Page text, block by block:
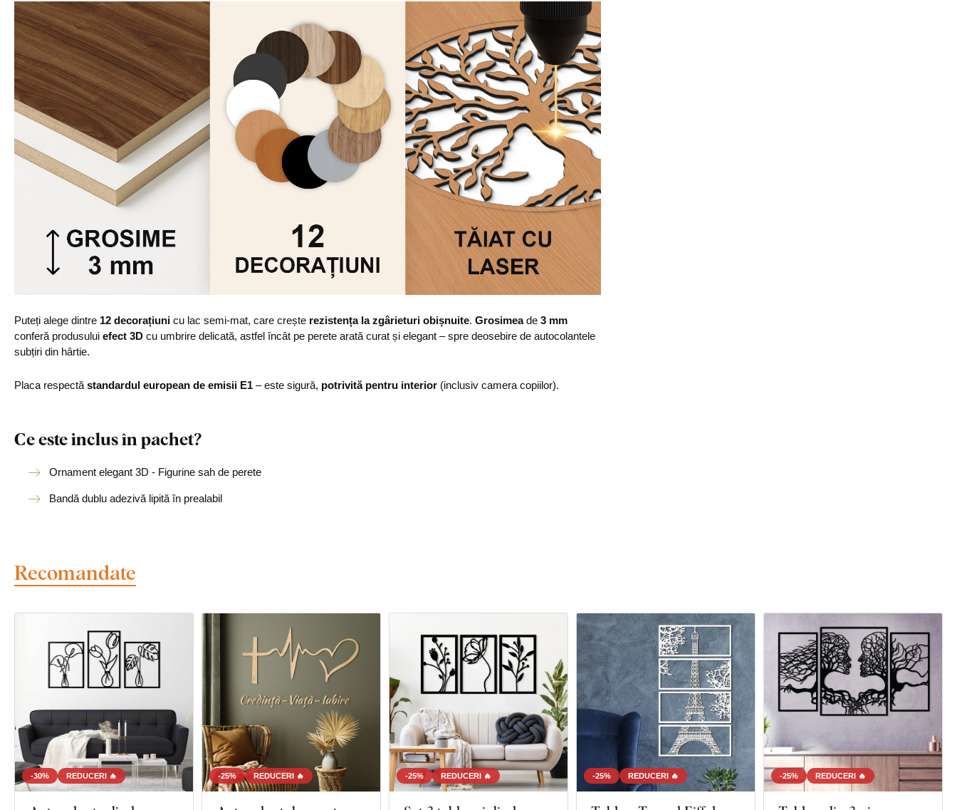
Puteți alege dintre 12 decorațiuni cu lac semi-mat, care crește rezistența la zgârieturi obișnuite. Grosimeade 3 mm
conferă produsului efect 3D cu umbrire delicată, astfel încât pe perete arată curat și elegant – spre deosebire de autocolantele
subțiri din hârtie.
Placa respectă standardul european de emisii E1 – este sigură, potrivită pentru interior (inclusiv camera copiilor).
Ce este inclus în pachet?
Ornament elegant 3D - Figurine sah de perete
Bandă dublu adezivă lipită în prealabil
Recomandate
-30% REDUCERI 🔥 -25% REDUCERI 🔥 -25% REDUCERI 🔥 -25% REDUCERI 🔥 -25% REDUCERI 🔥